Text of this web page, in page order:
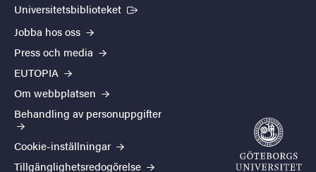
Universitetsbiblioteket (Extern länk)
Jobba hos oss
Press och media
EUTOPIA
Om webbplatsen
Behandling av personuppgifter
Cookie-inställningar
Tillgänglighetsredogörelse